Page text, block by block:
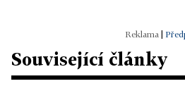
Související články